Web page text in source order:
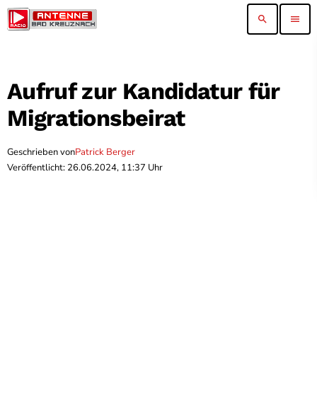
search menu
Aufruf zur Kandidatur für
Migrationsbeirat
Geschrieben vonPatrick Berger
Veröffentlicht: 26.06.2024, 11:37 Uhr